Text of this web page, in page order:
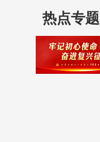
热点专题